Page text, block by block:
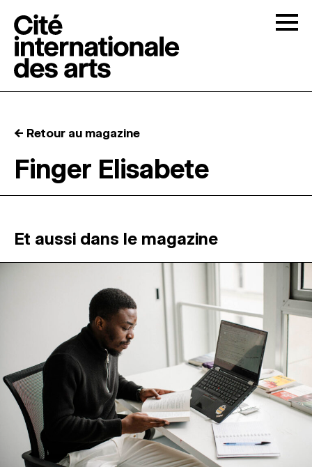
RÉSIDENCES ↓
ATELIERS OUVERTS
ESPACES DE PRATIQUE ARTISTIQUE ↓
Recherche
Connexion
↓
← Retour au magazine
Finger Elisabete
Et aussi dans le magazine